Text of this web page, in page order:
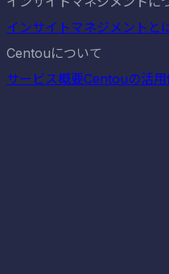
インサイトマネジメントと
Centouについて
サービス概要Centouの活用